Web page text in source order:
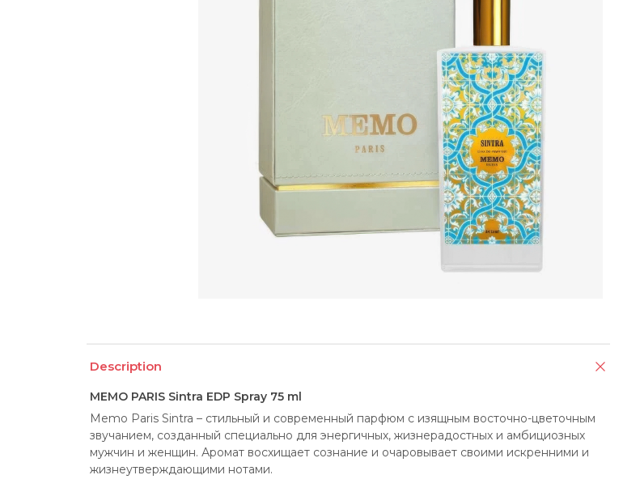
Description
MEMO PARIS Sintra EDP Spray 75 ml
Memo Paris Sintra – стильный и современный парфюм с изящным восточно-цветочным
звучанием, созданный специально для энергичных, жизнерадостных и амбициозных
мужчин и женщин. Аромат восхищает сознание и очаровывает своими искренними и
жизнеутверждающими нотами.